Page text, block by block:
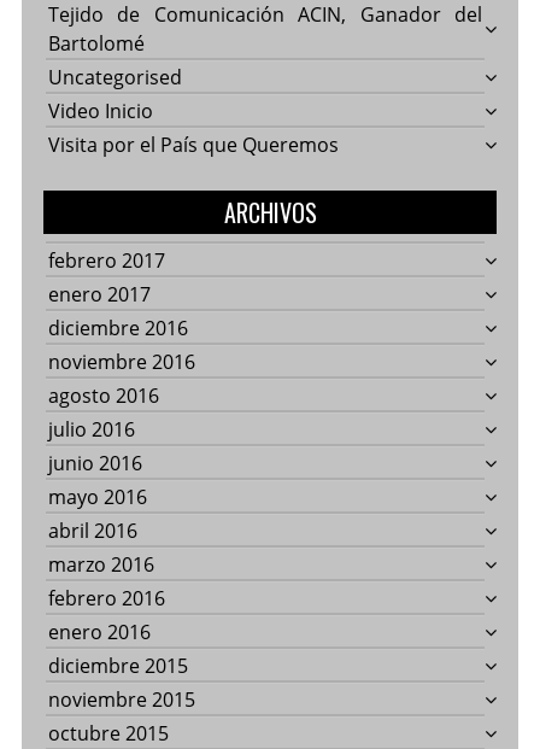
Tejido de Comunicación ACIN, Ganador del
Bartolomé
Uncategorised
Video Inicio
Visita por el País que Queremos
ARCHIVOS
febrero 2017
enero 2017
diciembre 2016
noviembre 2016
agosto 2016
julio 2016
junio 2016
mayo 2016
abril 2016
marzo 2016
febrero 2016
enero 2016
diciembre 2015
noviembre 2015
octubre 2015